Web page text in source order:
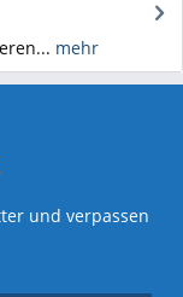
mehr
und verpassen